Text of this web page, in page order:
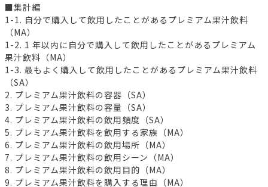
■集計編
1-1. 自分で購入して飲用したことがあるプレミアム果汁飲料
（MA）
1-2. 1 年以内に自分で購入して飲用したことがあるプレミアム
果汁飲料（MA）
1-3. 最もよく購入して飲用したことがあるプレミアム果汁飲料
（SA）
2. プレミアム果汁飲料の容器（SA）
3. プレミアム果汁飲料の容量（SA）
4. プレミアム果汁飲料の飲用頻度（SA）
5. プレミアム果汁飲料を飲用する家族（MA）
6. プレミアム果汁飲料の飲用場所（MA）
7. プレミアム果汁飲料の飲用シーン（MA）
8. プレミアム果汁飲料の飲用目的（MA）
9. プレミアム果汁飲料を購入する理由（MA）